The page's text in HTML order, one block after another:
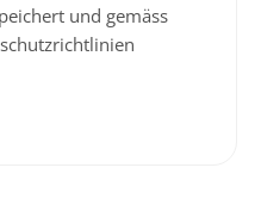
und gemäss